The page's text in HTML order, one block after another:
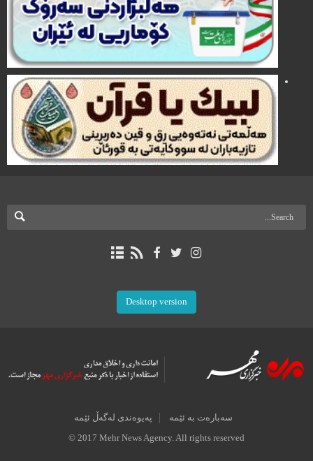
Desktop version
سەبارەت بە ئێمە پەیوەندی لەگەڵ ئێمە
© 2017 Mehr News Agency. All rights reserved